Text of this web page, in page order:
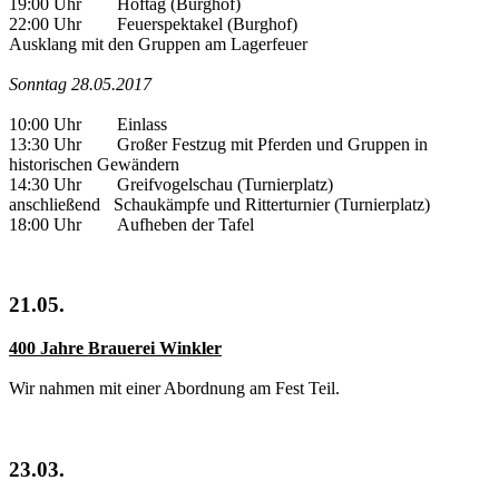
22:00 Uhr Feuerspektakel (Burghof)
Ausklang mit den Gruppen am Lagerfeuer
Sonntag 28.05.2017
10:00 Uhr Einlass
13:30 Uhr Großer Festzug mit Pferden und Gruppen in
historischen Gewändern
14:30 Uhr Greifvogelschau (Turnierplatz)
anschließend Schaukämpfe und Ritterturnier (Turnierplatz)
18:00 Uhr Aufheben der Tafel
21.05.
400 Jahre Brauerei Winkler
Wir nahmen mit einer Abordnung am Fest Teil.
23.03.